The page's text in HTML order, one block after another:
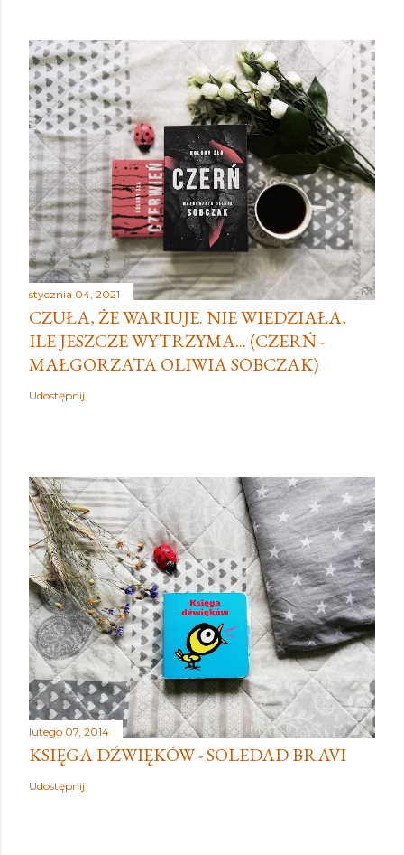
stycznia 04, 2021
CZUŁA, ŻE WARIUJE. NIE WIEDZIAŁA,
ILE JESZCZE WYTRZYMA... (CZERŃ -
MAŁGORZATA OLIWIA SOBCZAK)
Udostępnij
lutego 07, 2014
KSIĘGA DŹWIĘKÓW - SOLEDAD BRAVI
Udostępnij